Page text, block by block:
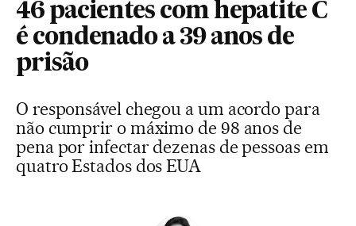
46 pacientes com hepatite C
é condenado a 39 anos de
prisão
O responsável chegou a um acordo para
não cumprir o máximo de 98 anos de
pena por infectar dezenas de pessoas em
quatro Estados dos EUA